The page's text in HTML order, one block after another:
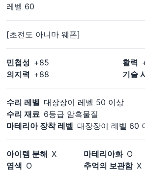
레벨 60
[초전도 아니마 웨폰]
민첩성 +85 활력
의지력 +88 기술
수리 레벨 대장장이 레벨 50 이상
수리 재료 6등급 암흑물질
마테리아 장착 레벨 대장장이 레벨 60
아이템 분해 X 마테리아화 O
염색 O 추억의 보관함 X